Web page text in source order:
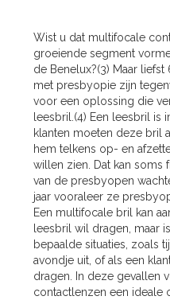
Wist u dat multifocale
groeiende segment
de Benelux?(3) Maar
met presbyopie zijn
voor een oplossing die
leesbril.(4) Een leesbril is
klanten moeten deze bril
hem telkens op- en
willen zien. Dat kan soms
van de presbyopen
jaar vooraleer ze
Een multifocale bril kan
leesbril wil dragen, maar
bepaalde situaties, zoals
avondje uit, of als een
dragen. In deze gevallen
contactlenzen een ideale